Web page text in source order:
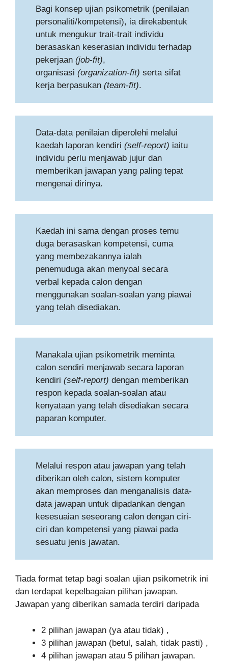
Bagi konsep ujian psikometrik (penilaian
personaliti/kompetensi), ia direkabentuk
untuk mengukur trait-trait individu
berasaskan keserasian individu terhadap
pekerjaan(job-fit),
organisasi(organization-fit) serta sifat
kerja berpasukan(team-fit).
Data-data penilaian diperolehi melalui
kaedah laporan kendiri(self-report) iaitu
individu perlu menjawab jujur dan
memberikan jawapan yang paling tepat
mengenai dirinya.
Kaedah ini sama dengan proses temu
duga berasaskan kompetensi, cuma
yang membezakannya ialah
penemuduga akan menyoal secara
verbal kepada calon dengan
menggunakan soalan-soalan yang piawai
yang telah disediakan.
Manakala ujian psikometrik meminta
calon sendiri menjawab secara laporan
kendiri(self-report) dengan memberikan
respon kepada soalan-soalan atau
kenyataan yang telah disediakan secara
paparan komputer.
Melalui respon atau jawapan yang telah
diberikan oleh calon, sistem komputer
akan memproses dan menganalisis data-
data jawapan untuk dipadankan dengan
kesesuaian seseorang calon dengan ciri-
ciri dan kompetensi yang piawai pada
sesuatu jenis jawatan.
Tiada format tetap bagi soalan ujian psikometrik ini
dan terdapat kepelbagaian pilihan jawapan.
Jawapan yang diberikan samada terdiri daripada
2 pilihan jawapan (ya atau tidak) ,
3 pilihan jawapan (betul, salah, tidak pasti) ,
4 pilihan jawapan atau 5 pilihan jawapan.